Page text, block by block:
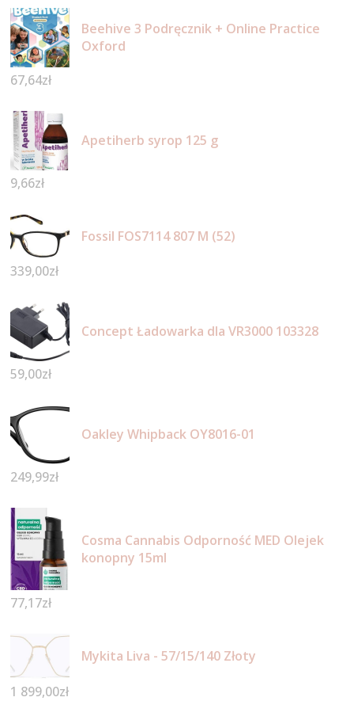
Beehive 3 Podręcznik + Online Practice
Oxford
67,64zł
Apetiherb syrop 125 g
9,66zł
Fossil FOS7114 807 M (52)
339,00zł
Concept Ładowarka dla VR3000 103328
59,00zł
Oakley Whipback OY8016-01
249,99zł
Cosma Cannabis Odporność MED Olejek
konopny 15ml
77,17zł
Mykita Liva - 57/15/140 Złoty
1 899,00zł